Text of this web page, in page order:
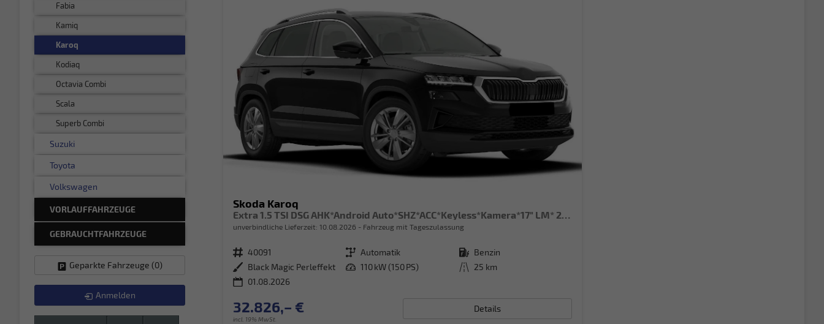
Skoda Karoq
Extra 1.5 TSI DSG AHK*Android Auto*SHZ*ACC*Keyless*Kamera*17" LM* 2Z Klimaauto*SUNSET
unverbindliche Lieferzeit: 10.08.2026 Fahrzeug mit Tageszulassung
Fahrzeugnr. 40091 Getriebe Automatik Kraftstoff Benzin
Außenfarbe Black Magic Perleffekt Leistung 110 kW (150 PS) Kilometerstand 25 km
01.08.2026
32.826,– €
incl. 19% MwSt.
Details
Fabia
Kamiq
Karoq
Kodiaq
Octavia Combi
Scala
Superb Combi
Suzuki
Toyota
Volkswagen
VORLAUFFAHRZEUGE
GEBRAUCHTFAHRZEUGE
Geparkte Fahrzeuge (0)
Anmelden